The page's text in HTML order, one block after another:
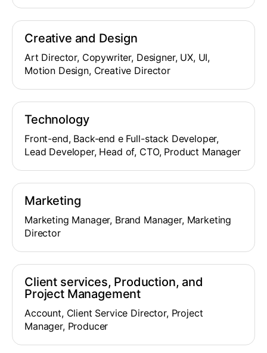
Creative and Design
Art Director, Copywriter, Designer, UX, UI,
Motion Design, Creative Director
Technology
Front-end, Back-end e Full-stack Developer,
Lead Developer, Head of, CTO, Product Manager
Marketing
Marketing Manager, Brand Manager, Marketing
Director
Client services, Production, and
Project Management
Account, Client Service Director, Project
Manager, Producer